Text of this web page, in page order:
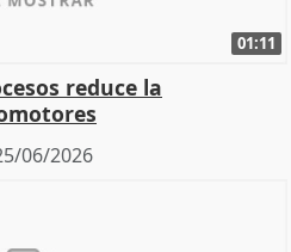
01:11
reduce la
06/2026